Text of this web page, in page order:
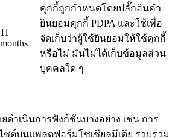
11
months
คุกกี้ถูกกำหนดโดยปลั๊กอินคำ
ยินยอมคุกกี้ PDPA และใช้เพื่อ
จัดเก็บว่าผู้ใช้ยินยอมให้ใช้คุกกี้
หรือไม่ มันไม่ได้เก็บข้อมูลส่วน
บุคคลใด ๆ
ดำเนินการฟังก์ชันบางอย่าง เช่น การ
ซต์บนแพลตฟอร์มโซเชียลมีเดีย รวบรวม